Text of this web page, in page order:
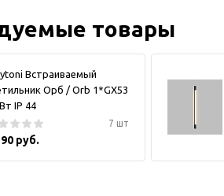
товары
Встраиваемый
Орб / Orb 1*GX53
IP 44
7 шт
руб.